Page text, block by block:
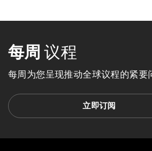
每周 议程
每周为您呈现推动全球议程的紧要
立即订阅